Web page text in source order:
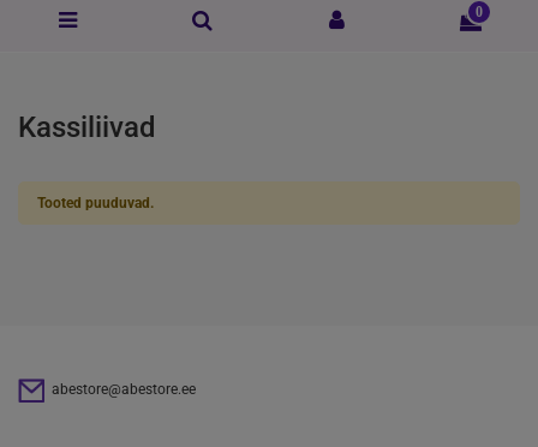
0
Kassiliivad
Tooted puuduvad.
abestore@abestore.ee